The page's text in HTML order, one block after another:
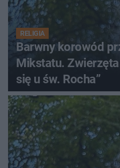
RELIGIA
Barwny korowód
Mikstatu.
się u św. Rocha”